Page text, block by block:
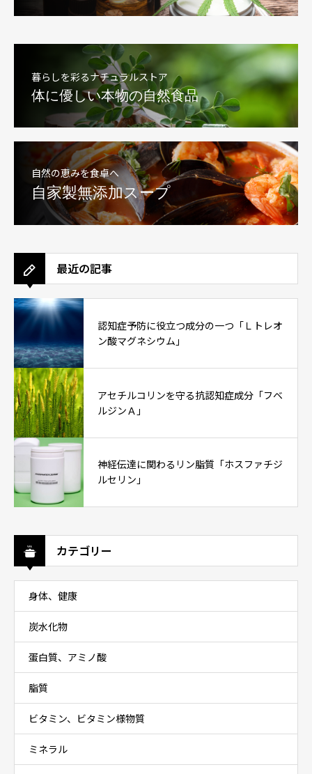
暮らしを彩るナチュラルストア
体に優しい本物の自然食品
自然の恵みを食卓へ
自家製無添加スープ
最近の記事
認知症予防に役立つ成分の一つ「Ｌトレオ
ン酸マグネシウム」
アセチルコリンを守る抗認知症成分「フベ
ルジンＡ」
神経伝達に関わるリン脂質「ホスファチジ
ルセリン」
カテゴリー
身体、健康
炭水化物
蛋白質、アミノ酸
脂質
ビタミン、ビタミン様物質
ミネラル